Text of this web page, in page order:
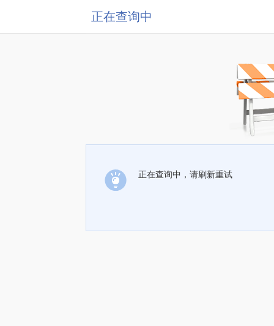
正在查询中
正在查询中，请刷新重试